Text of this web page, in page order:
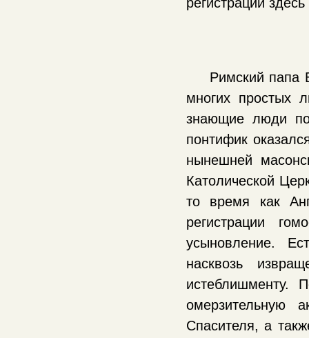
Римский папа
многих простых
знающие люди
понтифик
нынешней
Католической
то время как
регистрации
усыновление.
насквозь
истеблишменту.
омерзительную
Спасителя, а